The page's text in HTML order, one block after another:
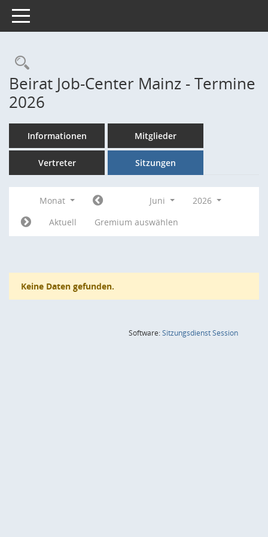
Toggle navigation
Rechercheauswahl
Beirat Job-Center Mainz - Termine
2026
Informationen Mitglieder
Vertreter Sitzungen
Monat Juni
2026
Aktuell
Gremium auswählen
Keine Daten gefunden.
Software:SitzungsdienstSession(Wird in